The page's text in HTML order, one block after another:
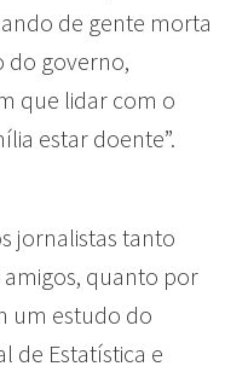
de gente morta
do governo,
que lidar com o
estar doente”.
jornalistas tanto
quanto por
um estudo do
de Estatística e